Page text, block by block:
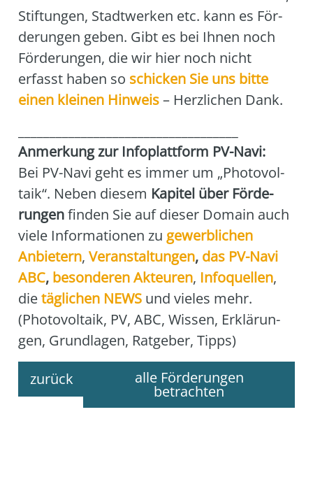
Stif­tun­gen, Stadt­wer­ken etc. kann es För­
de­run­gen geben. Gibt es bei Ihnen noch
För­de­run­gen, die wir hier noch nicht
erfasst haben so schi­cken Sie uns bit­te
einen klei­nen Hin­weis– Herz­li­chen Dank.
Anmer­kung zur Info­platt­form PV-Navi:
Bei PV-Navi geht es immer um „Pho­to­vol­
ta­ik“. Neben die­sem Kapi­tel über För­de­
run­genfin­den Sie auf die­ser Domain auch
vie­le Infor­ma­tio­nen zu gewerb­li­chen
Anbie­tern, Ver­an­stal­tun­gen, das PV-Navi
ABC, beson­de­ren Akteu­ren, Info­quel­len,
dietäg­li­chen NEWS und vie­les mehr.
(Pho­to­vol­ta­ik, PV, ABC, Wis­sen, Erklä­run­
gen, Grund­la­gen, Rat­ge­ber, Tipps)
zurück alle Förderungen
betrachten